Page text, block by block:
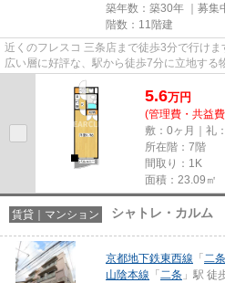
築年数：築30年 ｜募集
階数：11階建
近くのフレスコ 三条店まで徒歩3分で行け
広い層に好評な、駅から徒歩7分に立地する
クシルコート京都二条ウエス...
5.6万円
(管理費・共益
敷：0ヶ月｜礼
所在階：7階
間取り：1K
面積：23.09㎡
賃貸｜マンション シャトレ・カルム
京都地下鉄東西線 「 二
山陰本線 「 二条 」駅 徒